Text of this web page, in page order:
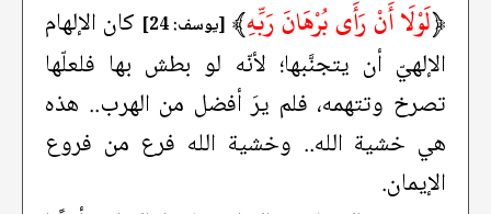
﴿لَوْلَا أَنْ رَأَى بُرْهَانَ رَبِّهِ﴾ [يوسف: 24]
كان الإلهام
الإلهيّ أن يتجنَّبها؛ لأنّه لو بطش بها فلعلّها
تصرخ وتتهمه، فلم يرَ أفضل من الهرب.. هذه
هي خشية الله.. وخشية الله فرع من فروع
الإيمان.